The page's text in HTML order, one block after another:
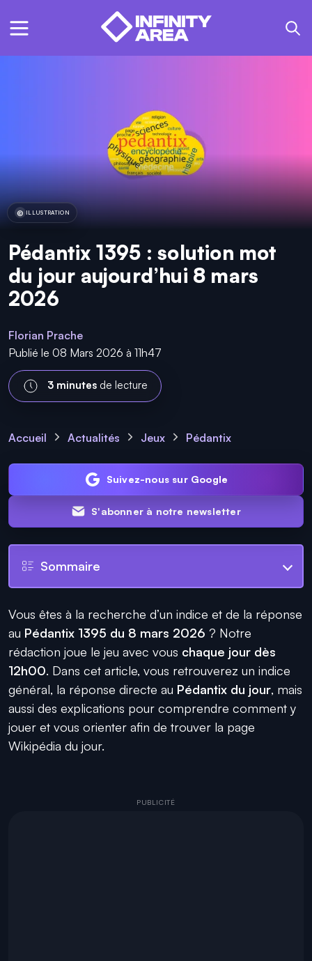
ILLUSTRATION
Pédantix 1395 : solution mot
du jour aujourd’hui 8 mars
2026
Florian Prache
Publié le 08 Mars 2026 à 11h47
3 minutes de lecture
Accueil Actualités Jeux Pédantix
Suivez-nous sur Google
S'abonner à notre newsletter
Sommaire
Vous êtes à la recherche d’un indice et de la réponse
au Pédantix 1395 du 8 mars 2026 ? Notre
rédaction joue le jeu avec vous chaque jour dès
12h00. Dans cet article, vous retrouverez un indice
général, la réponse directe au Pédantix du jour, mais
aussi des explications pour comprendre comment y
jouer et vous orienter afin de trouver la page
Wikipédia du jour.